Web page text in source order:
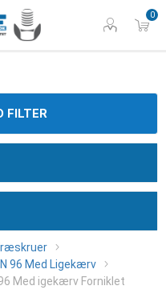
0
96 Med Ligekærv
Med igekærv Forniklet
FILTER